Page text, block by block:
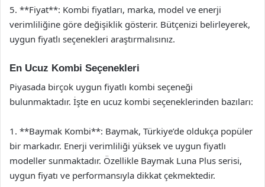
5. **Fiyat**: Kombi fiyatları, marka, model ve enerji
verimliliğine göre değişiklik gösterir. Bütçenizi belirleyerek,
uygun fiyatlı seçenekleri araştırmalısınız.
En Ucuz Kombi Seçenekleri
Piyasada birçok uygun fiyatlı kombi seçeneği
bulunmaktadır. İşte en ucuz kombi seçeneklerinden bazıları:
1. **Baymak Kombi**: Baymak, Türkiye’de oldukça popüler
bir markadır. Enerji verimliliği yüksek ve uygun fiyatlı
modeller sunmaktadır. Özellikle Baymak Luna Plus serisi,
uygun fiyatı ve performansıyla dikkat çekmektedir.